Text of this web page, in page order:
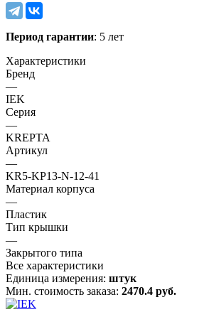
Период гарантии: 5 лет
Характеристики
Бренд
—
IEK
Серия
—
KREPTA
Артикул
—
KR5-KP13-N-12-41
Материал корпуса
—
Пластик
Тип крышки
—
Закрытого типа
Все характеристики
Единица измерения: штук
Мин. стоимость заказа: 2470.4 руб.